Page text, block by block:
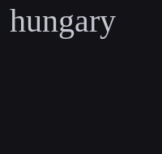
hungary